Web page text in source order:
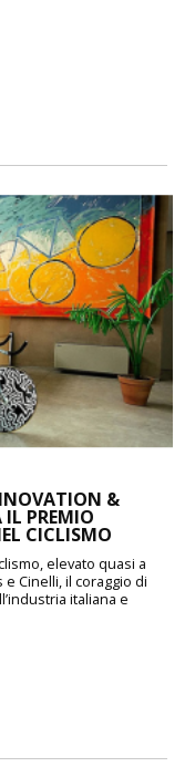
&
IL PREMIO
CICLISMO
elevato quasi a
Cinelli, il coraggio di
italiana e